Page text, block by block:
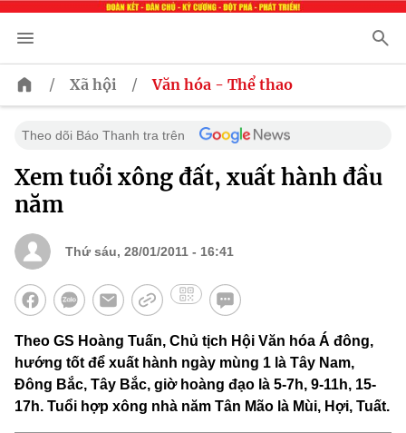
/ Xã hội / Văn hóa - Thể thao
Theo dõi Báo Thanh tra trên
Xem tuổi xông đất, xuất hành đầu
năm
Thứ sáu, 28/01/2011 - 16:41
Theo GS Hoàng Tuấn, Chủ tịch Hội Văn hóa Á đông,
hướng tốt để xuất hành ngày mùng 1 là Tây Nam,
Đông Bắc, Tây Bắc, giờ hoàng đạo là 5-7h, 9-11h, 15-
17h. Tuổi hợp xông nhà năm Tân Mão là Mùi, Hợi, Tuất.